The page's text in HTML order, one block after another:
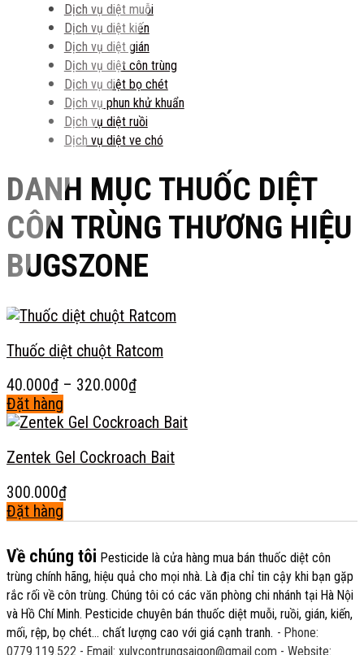
Dịch vụ diệt muỗi
Dịch vụ diệt kiến
Dịch vụ diệt gián
Dịch vụ diệt côn trùng
Dịch vụ diệt bọ chét
Dịch vụ phun khử khuẩn
Dịch vụ diệt ruồi
Dịch vụ diệt ve chó
DANH MỤC THUỐC DIỆT
CÔN TRÙNG THƯƠNG HIỆU
BUGSZONE
Thuốc diệt chuột Ratcom
40.000₫ – 320.000₫Khoảng
từ
đến
Đặt hàng
Sản
này
nhiều
biến
Các
tùy
chọn
có
thể
được
Zentek Gel Cockroach Bait
300.000₫
Đặt hàng
phẩm
này
có
nhiều
biến
thể.
Về chúng tôi Pesticide là cửa hàng mua bán thuốc diệt côn
trùng chính hãng, hiệu quả cho mọi nhà. Là địa chỉ tin cậy khi bạn gặp
rắc rối về côn trùng. Chúng tôi có các văn phòng chi nhánh tại Hà Nội
và Hồ Chí Minh. Pesticide chuyên bán thuốc diệt muỗi, ruồi, gián, kiến,
mối, rệp, bọ chét... chất lượng cao với giá cạnh tranh. - Phone:
0779.119.522 - Email: xulycontrungsaigon@gmail.com - Website: